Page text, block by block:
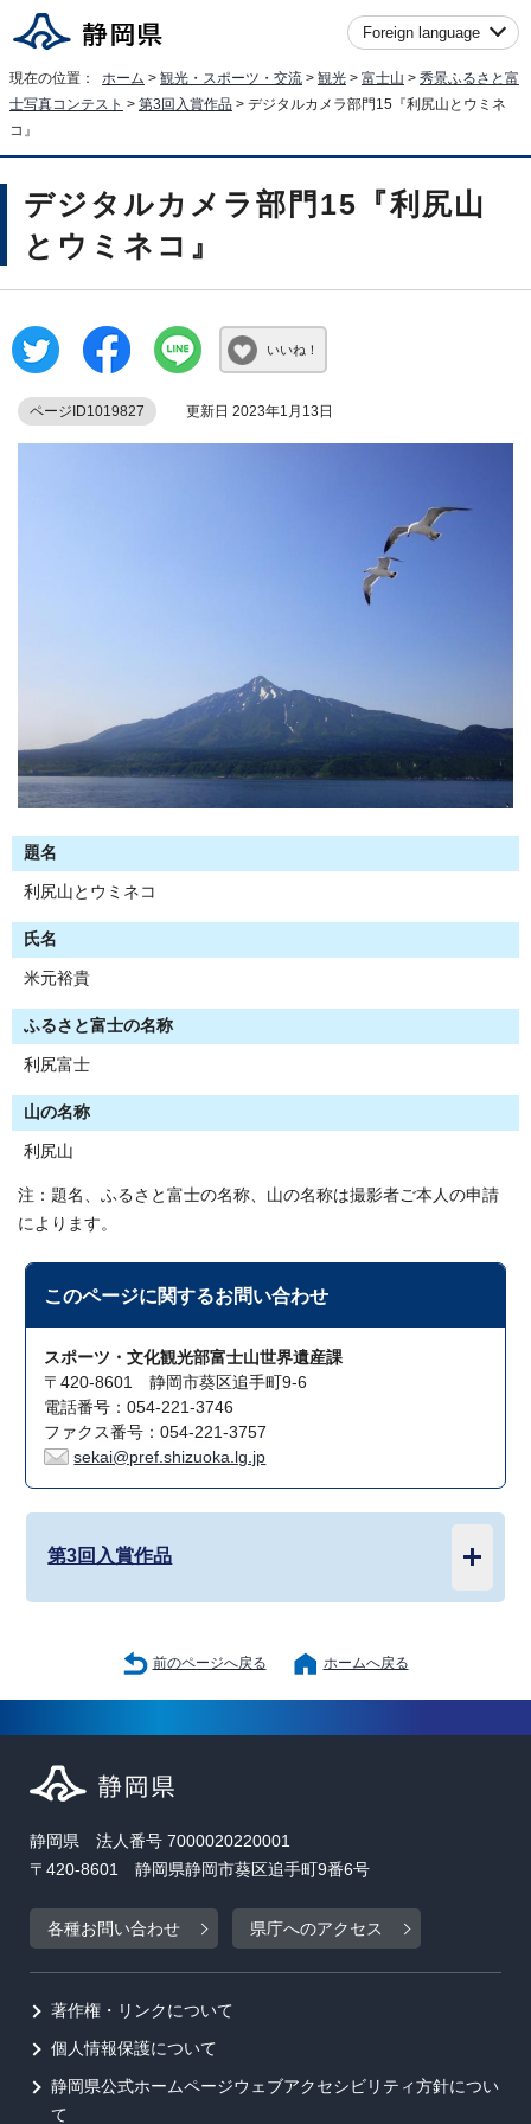
Foreign language
現在の位置： ホーム > 観光・スポーツ・交流 > 観光 > 富士山 > 秀景ふるさと富
士写真コンテスト > 第3回入賞作品 > デジタルカメラ部門15『利尻山とウミネ
コ』
デジタルカメラ部門15『利尻山
とウミネコ』
いいね！
ページID1019827 更新日 2023年1月13日
題名
利尻山とウミネコ
氏名
米元裕貴
ふるさと富士の名称
利尻富士
山の名称
利尻山
注：題名、ふるさと富士の名称、山の名称は撮影者ご本人の申請
によります。
このページに関するお問い合わせ
スポーツ・文化観光部富士山世界遺産課
〒420-8601 静岡市葵区追手町9-6
電話番号：054-221-3746
ファクス番号：054-221-3757
sekai@pref.shizuoka.lg.jp
第3回入賞作品
前のページへ戻る ホームへ戻る
静岡県 法人番号 7000020220001
〒420-8601 静岡県静岡市葵区追手町9番6号
各種お問い合わせ 県庁へのアクセス
著作権・リンクについて
個人情報保護について
静岡県公式ホームページウェブアクセシビリティ方針につい
て